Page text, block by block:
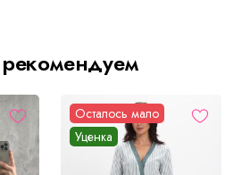
Осталось мало
Уценка